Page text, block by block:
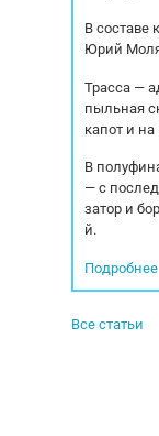
В составе
Юрий
Трасса —
пыльная
капот и
В
— с
затор и
й.
Подробнее
Все статьи